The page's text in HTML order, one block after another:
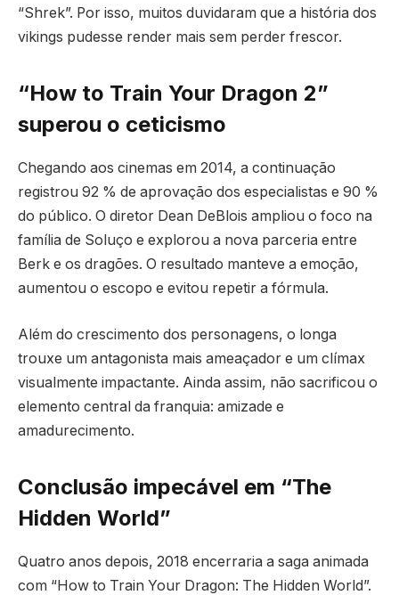
“Shrek”. Por isso, muitos duvidaram que a história dos
vikings pudesse render mais sem perder frescor.
“How to Train Your Dragon 2”
superou o ceticismo
Chegando aos cinemas em 2014, a continuação
registrou 92 % de aprovação dos especialistas e 90 %
do público. O diretor Dean DeBlois ampliou o foco na
família de Soluço e explorou a nova parceria entre
Berk e os dragões. O resultado manteve a emoção,
aumentou o escopo e evitou repetir a fórmula.
Além do crescimento dos personagens, o longa
trouxe um antagonista mais ameaçador e um clímax
visualmente impactante. Ainda assim, não sacrificou o
elemento central da franquia: amizade e
amadurecimento.
Conclusão impecável em “The
Hidden World”
Quatro anos depois, 2018 encerraria a saga animada
com “How to Train Your Dragon: The Hidden World”.